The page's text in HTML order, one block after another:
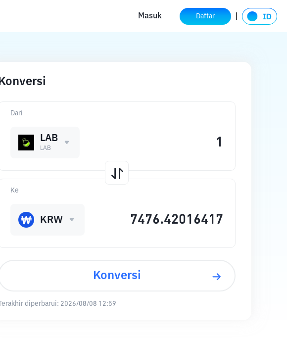
Masuk Daftar
Konversi
Dari
LAB
LAB
Ke
KRW
Konversi
Terakhir diperbarui: 2026/08/08 12:59